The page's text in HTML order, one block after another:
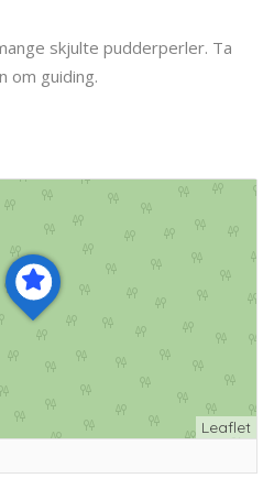
skjulte pudderperler. Ta
om guiding.
Leaflet